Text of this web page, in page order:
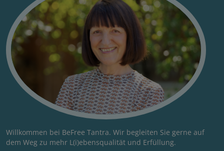
Willkommen bei BeFree Tantra. Wir begleiten Sie gerne auf
dem Weg zu mehr L(i)ebensqualität und Erfüllung.